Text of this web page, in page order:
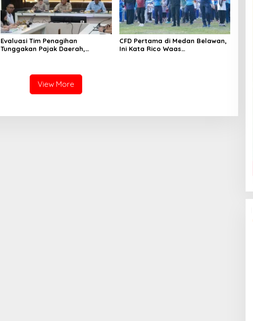
Evaluasi Tim Penagihan
Tunggakan Pajak Daerah,
CFD Pertama di Medan Belawan,
Ini Kata Rico Waas…
View More